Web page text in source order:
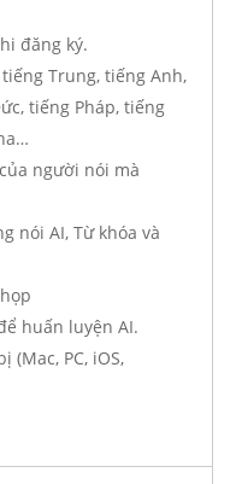
đăng ký.
Trung, tiếng Anh,
tiếng Pháp, tiếng
người nói mà
nói AI, Từ khóa và
huấn luyện AI.
PC, iOS,
Transync AI.
của doanh nghiệp quốc tế
ngồi doanh nghiệp